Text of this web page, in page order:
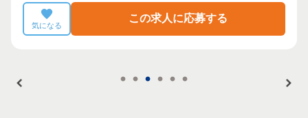
気になる
この求人に応募する